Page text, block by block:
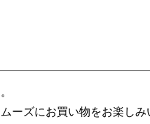
ーズにお買い物をお楽しみ